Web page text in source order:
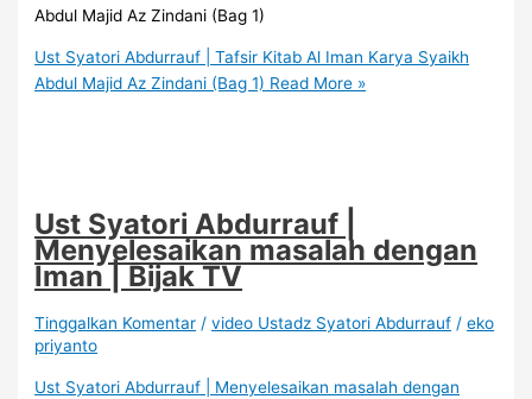
Abdul Majid Az Zindani (Bag 1)
Ust Syatori Abdurrauf | Tafsir Kitab Al Iman Karya Syaikh
Abdul Majid Az Zindani (Bag 1) Read More »
Ust Syatori Abdurrauf |
Menyelesaikan masalah dengan
Iman | Bijak TV
Tinggalkan Komentar /video Ustadz Syatori Abdurrauf /eko
priyanto
Ust Syatori Abdurrauf | Menyelesaikan masalah dengan